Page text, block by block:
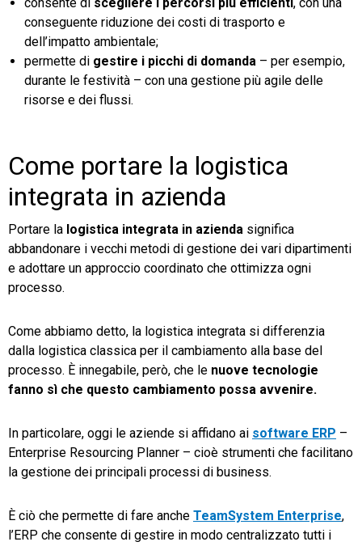
consente di scegliere i percorsi più efficienti , con una
conseguente riduzione dei costi di trasporto e
dell’impatto ambientale;
permette di gestire i picchi di domanda – per esempio,
durante le festività – con una gestione più agile delle
risorse e dei flussi.
Come portare la logistica
integrata in azienda
Portare la logistica integrata in azienda significa
abbandonare i vecchi metodi di gestione dei vari dipartimenti
e adottare un approccio coordinato che ottimizza ogni
processo.
Come abbiamo detto, la logistica integrata si differenzia
dalla logistica classica per il cambiamento alla base del
processo. È innegabile, però, che le nuove tecnologie
fanno sì che questo cambiamento possa avvenire.
In particolare, oggi le aziende si affidano ai software ERP –
Enterprise Resourcing Planner – cioè strumenti che facilitano
la gestione dei principali processi di business.
È ciò che permette di fare anche TeamSystem Enterprise,
l’ERP che consente di gestire in modo centralizzato tutti i